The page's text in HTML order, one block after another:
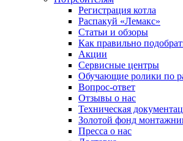
Регистрация котла
Распакуй «Лемакс»
Статьи и обзоры
Как правильно
Акции
Сервисные центры
Обучающие ролики по
Вопрос-ответ
Отзывы о нас
Техническая
Золотой фонд
Пресса о нас